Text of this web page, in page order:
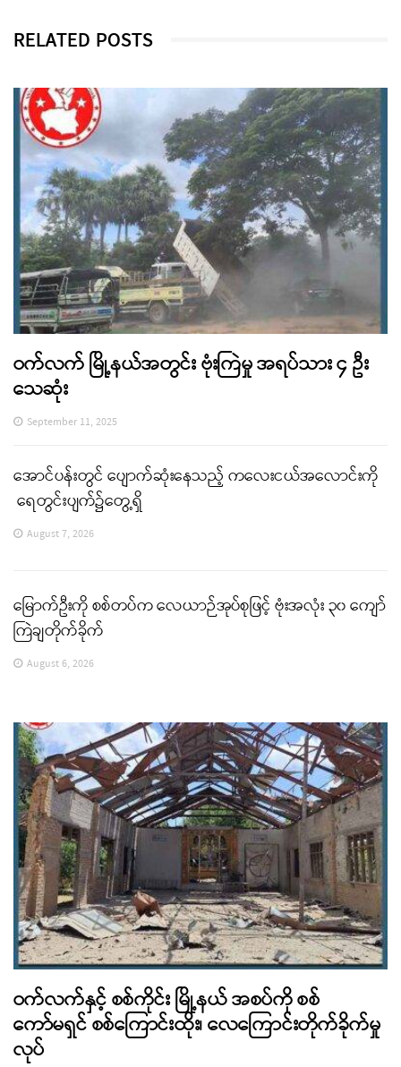
RELATED POSTS
ဝက်လက် မြို့နယ်အတွင်း ဗုံးကြဲမှု အရပ်သား ၄ ဦး
သေဆုံး
September 11, 2025
အောင်ပန်းတွင် ပျောက်ဆုံးနေသည့် ကလေးငယ်အလောင်းကို
ရေတွင်းပျက်၌တွေ့ရှိ
August 7, 2026
မြောက်ဦးကို စစ်တပ်က လေယာဉ်အုပ်စုဖြင့် ဗုံးအလုံး ၃၀ ကျော်
ကြဲချတိုက်ခိုက်
August 6, 2026
ဝက်လက်နှင့် စစ်ကိုင်း မြို့နယ် အစပ်ကို စစ်
ကော်မရှင် စစ်ကြောင်းထိုး၊ လေကြောင်းတိုက်ခိုက်မှု
လုပ်